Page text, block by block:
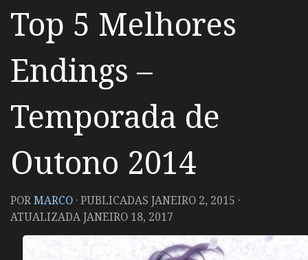
Top 5 Melhores
Endings –
Temporada de
Outono 2014
PORMARCO · PUBLICADAS JANEIRO 2, 2015 ·
ATUALIZADAJANEIRO 18, 2017